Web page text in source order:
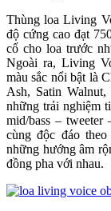
Thùng loa Living
độ cứng cao đạt
cố cho loa trước
Ngoài ra, Living
màu sắc nổi bật là
Ash, Satin
những trải nghiệm
mid/bass – tweeter
cùng độc đáo
những hướng âm
đồng pha với nhau.